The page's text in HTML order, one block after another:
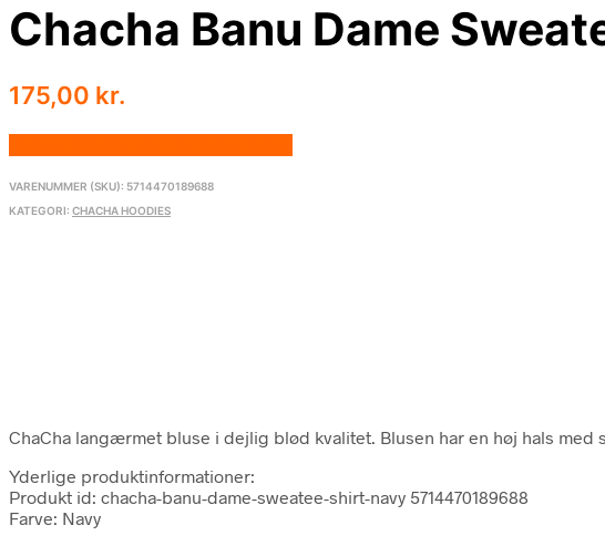
Chacha Banu Dame
175,00 kr.
VARENUMMER (SKU): 5714470189688
KATEGORI: CHACHA HOODIES
ChaCha langærmet bluse i dejlig blød kvalitet. Blusen har en høj hals
Yderlige produktinformationer:
Produkt id: chacha-banu-dame-sweatee-shirt-navy 5714470189688
Farve: Navy